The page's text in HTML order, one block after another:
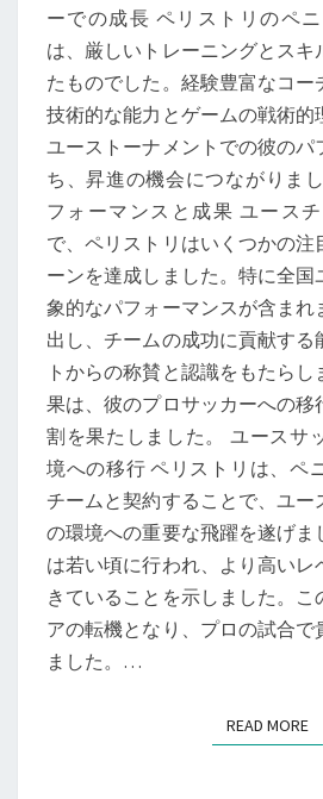
ーでの成長 ペリストリのペ
は、厳しいトレーニングとスキ
たものでした。経験豊富なコー
技術的な能力とゲームの戦術的
ユーストーナメントでの彼のパ
ち、昇進の機会につながりま
フォーマンスと成果 ユース
で、ペリストリはいくつかの注
ーンを達成しました。特に全国
象的なパフォーマンスが含まれ
出し、チームの成功に貢献する
トからの称賛と認識をもたら
果は、彼のプロサッカーへの移
割を果たしました。 ユースサ
境への移行 ペリストリは、ペ
チームと契約することで、ユー
の環境への重要な飛躍を遂げま
は若い頃に行われ、より高い
きていることを示しました。こ
アの転機となり、プロの試合で
ました。…
READ MORE